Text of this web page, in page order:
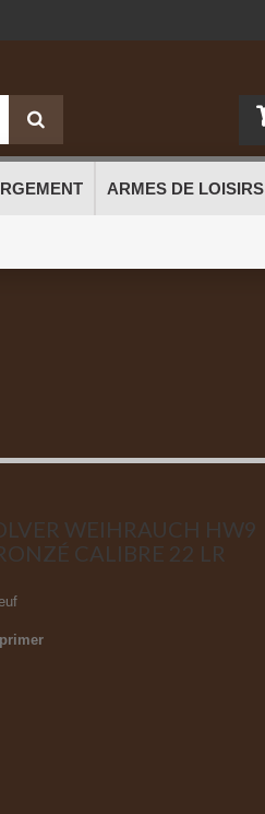
ARMES DE LOISIRS
WEIHRAUCH HW9
CALIBRE 22 LR